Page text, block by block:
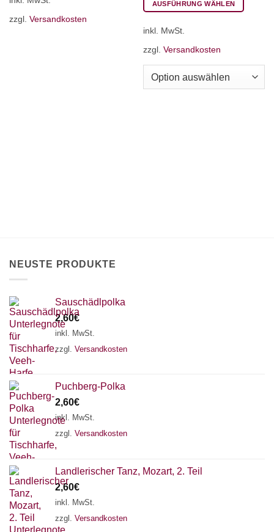
zzgl. Versandkosten
AUSFÜHRUNG WÄHLEN
Produkt
mehrere
auf.
inkl. MwSt.
zzgl. Versandkosten
NEUSTE PRODUKTE
Sauschädlpolka
2,60€
inkl. MwSt.
zzgl. Versandkosten
Puchberg-Polka
2,60€
inkl. MwSt.
zzgl. Versandkosten
Landlerischer Tanz, Mozart, 2. Teil
2,60€
inkl. MwSt.
zzgl. Versandkosten